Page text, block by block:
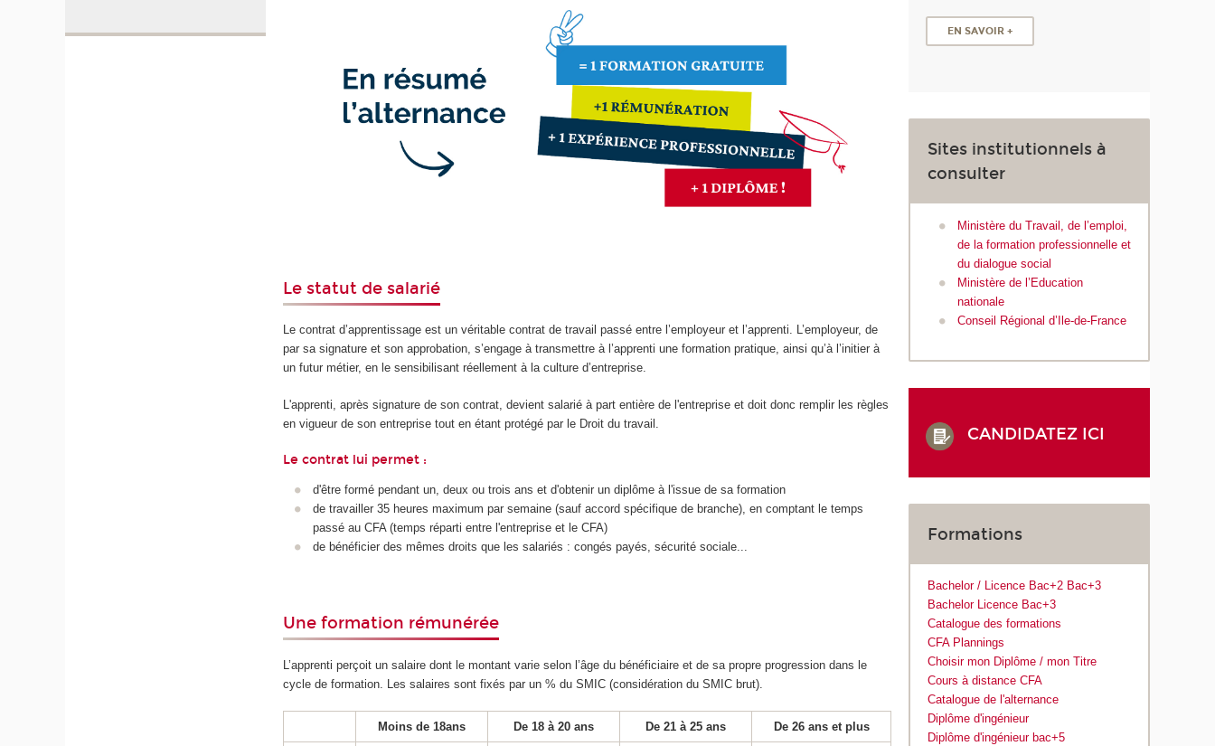
Le statut de salarié
Le contrat d’apprentissage est un véritable contrat de travail passé entre l’employeur et l’apprenti. L’employeur, de
par sa signature et son approbation, s’engage à transmettre à l’apprenti une formation pratique, ainsi qu’à l’initier à
un futur métier, en le sensibilisant réellement à la culture d’entreprise.
L'apprenti, après signature de son contrat, devient salarié à part entière de l'entreprise et doit donc remplir les règles
en vigueur de son entreprise tout en étant protégé par le Droit du travail.
Le contrat lui permet :
d'être formé pendant un, deux ou trois ans et d'obtenir un diplôme à l'issue de sa formation
de travailler 35 heures maximum par semaine (sauf accord spécifique de branche), en comptant le temps
passé au CFA (temps réparti entre l'entreprise et le CFA)
de bénéficier des mêmes droits que les salariés : congés payés, sécurité sociale...
Une formation rémunérée
L’apprenti perçoit un salaire dont le montant varie selon l’âge du bénéficiaire et de sa propre progression dans le
cycle de formation. Les salaires sont fixés par un % du SMIC (considération du SMIC brut).
Moins de 18ans De 18 à 20 ans De 21 à 25 ans De 26 ans et plus
EN SAVOIR +
Sites institutionnels à
consulter
Ministère du Travail, de l’emploi,
de la formation professionnelle et
du dialogue social
Ministère de l’Education
nationale
Conseil Régional d’Ile-de-France
CANDIDATEZ ICI
Formations
Bachelor / Licence Bac+2 Bac+3
Bachelor Licence Bac+3
Catalogue des formations
CFA Plannings
Choisir mon Diplôme / mon Titre
Cours à distance CFA
Catalogue de l'alternance
Diplôme d'ingénieur
Diplôme d'ingénieur bac+5